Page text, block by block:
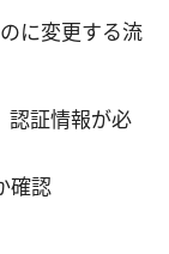
に変更する流
認証情報が必
確認